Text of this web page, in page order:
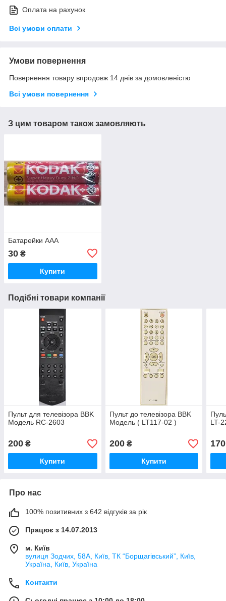
Оплата на рахунок
Всі умови оплати
Умови повернення
Повернення товару впродовж 14 днів за домовленістю
Всі умови повернення
З цим товаром також замовляють
Батарейки ААА
30 ₴
Купити
Подібні товари компанії
Пульт для телевізора BBK
Модель RC-2603
200 ₴
Купити
Пульт до телевізора BBK
Модель ( LT117-02 )
200₴
Купити
LT-
170
Про нас
100% позитивних з 642 відгуків за рік
Працює з 14.07.2013
м. Київ
вулиця Зодчих, 58А, Київ, ТК “Борщагівський”, Київ,
Україна, Київ, Україна
Контакти